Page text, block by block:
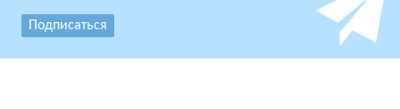
Подписаться